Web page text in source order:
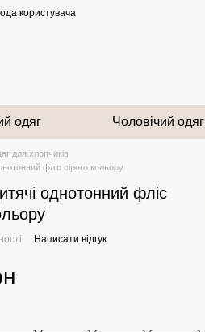
користувача
одяг Чоловічий одяг
для хлопчиків
фліс сірого кольору
однотонний фліс
Написати відгук